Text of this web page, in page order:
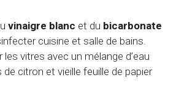
vinaigre blanc et du bicarbonate
cuisine et salle de bains.
les vitres avec un mélange d’eau
de citron et vieille feuille de papier